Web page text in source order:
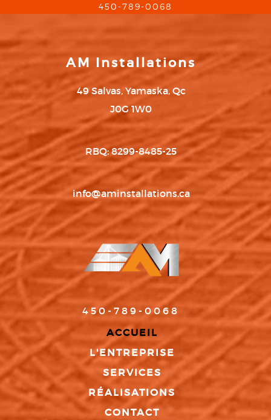
450-789-0068
AM Installations
49 Salvas, Yamaska, Qc
J0G 1W0
RBQ: 8299-8485-25
info@aminstallations.ca
450-789-0068
ACCUEIL
L'ENTREPRISE
SERVICES
RÉALISATIONS
CONTACT